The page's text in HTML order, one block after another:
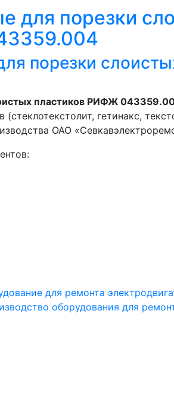
для порезки
порезки
пластиков РИФЖ
гетинакс,
ОАО
для ремонта
оборудования для